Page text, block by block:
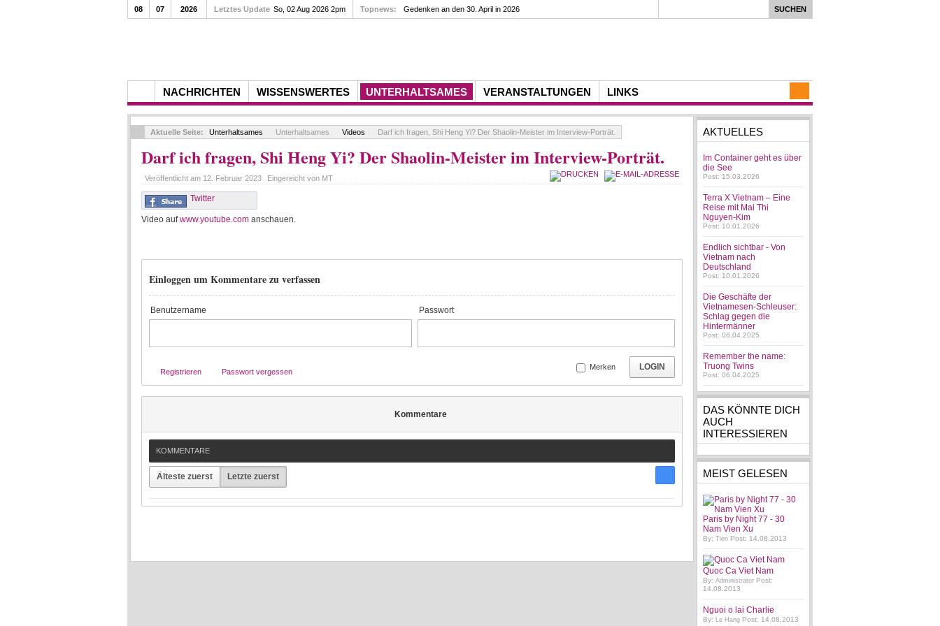
NACHRICHTEN WISSENSWERTES UNTERHALTSAMES VERANSTALTUNGEN LINKS
08 07 2026 Letztes Update So, 02 Aug 2026 2pm Topnews: Gedenken an den 30. April in 2026
Aktuelle Seite: Unterhaltsames Unterhaltsames Videos Darf ich fragen, Shi Heng Yi? Der Shaolin-Meister im Interview-Porträt.
Darf ich fragen, Shi Heng Yi? Der Shaolin-Meister im Interview-Porträt.
Veröffentlicht am 12. Februar 2023 Eingereicht von MT
Twitter
Video aufwww.youtube.com anschauen.
Einloggen um Kommentare zu verfassen
Benutzername Passwort
LOGIN
Merken
Registrieren Passwort vergessen
Kommentare
KOMMENTARE
Älteste zuerst Letzte zuerst
AKTUELLES
Im Container geht es über
die See
Post: 15.03.2026
Terra X Vietnam – Eine
Reise mit Mai Thi
Nguyen-Kim
Post: 10.01.2026
Endlich sichtbar - Von
Vietnam nach
Deutschland
Post: 10.01.2026
Die Geschäfte der
Vietnamesen-Schleuser:
Schlag gegen die
Hintermänner
Post: 06.04.2025
Remember the name:
Truong Twins
Post: 06.04.2025
DAS KÖNNTE DICH
AUCH
INTERESSIEREN
MEIST GELESEN
Paris by Night 77 - 30
Nam Vien Xu
By:Tien Post: 14.08.2013
Quoc Ca Viet Nam
By:Administrator Post:
14.08.2013
Nguoi o lai Charlie
By:Le Hang Post: 14.08.2013